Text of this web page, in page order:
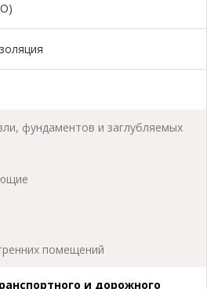
фундаментов и заглубляемых
помещений
и дорожного